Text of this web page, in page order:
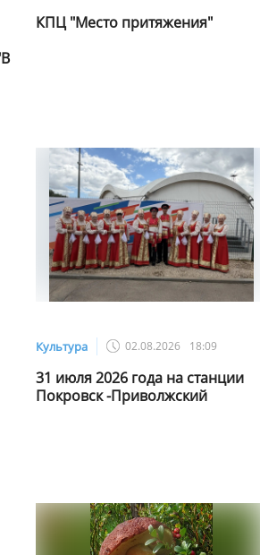
КПЦ "Место притяжения"
Культура 02.08.2026 18:09
31 июля 2026 года на станции
Покровск -Приволжский